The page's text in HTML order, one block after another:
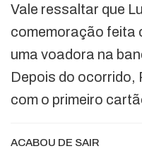
Vale ressaltar que
comemoração feita
uma voadora na
Depois do ocorrido,
com o primeiro
ACABOU DE SAIR